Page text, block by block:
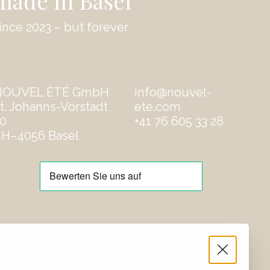
2023 – but forever
ÉTÉ GmbH
Johanns-Vorstadt
Basel
info@nouvel-
ete.com
‭+41 76 605 33 28